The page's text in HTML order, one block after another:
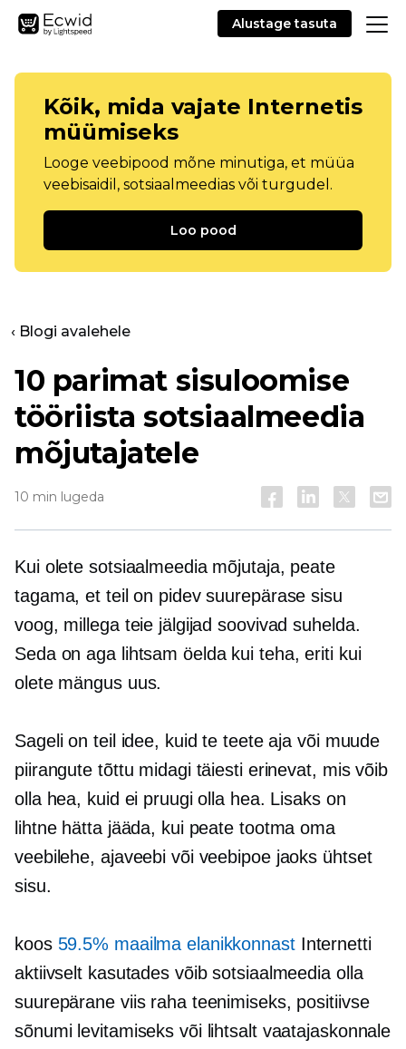
Alustage tasuta
Kõik, mida vajate Internetis
müümiseks
Looge veebipood mõne minutiga, et müüa
veebisaidil, sotsiaalmeedias või turgudel.
Loo pood
‹ Blogi avalehele
10 parimat sisuloomise
tööriista sotsiaalmeedia
mõjutajatele
10 min lugeda
Kui olete sotsiaalmeedia mõjutaja, peate
tagama, et teil on pidev suurepärase sisu
voog, millega teie jälgijad soovivad suhelda.
Seda on aga lihtsam öelda kui teha, eriti kui
olete mängus uus.
Sageli on teil idee, kuid te teete aja või muude
piirangute tõttu midagi täiesti erinevat, mis võib
olla hea, kuid ei pruugi olla hea. Lisaks on
lihtne hätta jääda, kui peate tootma oma
veebilehe, ajaveebi või veebipoe jaoks ühtset
sisu.
koos 59.5% maailma elanikkonnastInternetti
aktiivselt kasutades võib sotsiaalmeedia olla
suurepärane viis raha teenimiseks, positiivse
sõnumi levitamiseks või lihtsalt vaatajaskonnale